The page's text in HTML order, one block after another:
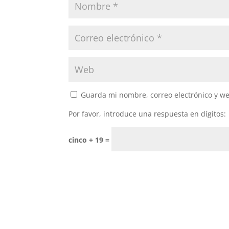
Guarda mi nombre, correo electrónico y
Por favor, introduce una respuesta en dígitos:
cinco + 19 =